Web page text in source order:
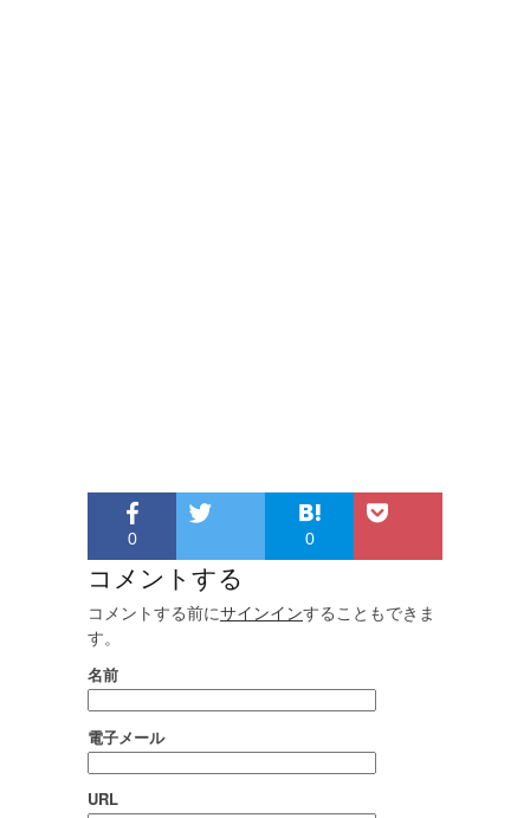
0 0
コメントする
コメントする前にサインインすることもできま
す。
名前
電子メール
URL